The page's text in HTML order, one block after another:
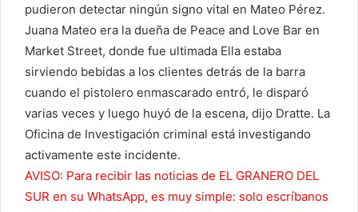
pudieron detectar ningún signo vital en Mateo Pérez.
Juana Mateo era la dueña de Peace and Love Bar en
Market Street, donde fue ultimada Ella estaba
sirviendo bebidas a los clientes detrás de la barra
cuando el pistolero enmascarado entró, le disparó
varias veces y luego huyó de la escena, dijo Dratte. La
Oficina de Investigación criminal está investigando
activamente este incidente.
AVISO: Para recibir las noticias de EL GRANERO DEL
SUR en su WhatsApp, es muy simple: solo escríbanos